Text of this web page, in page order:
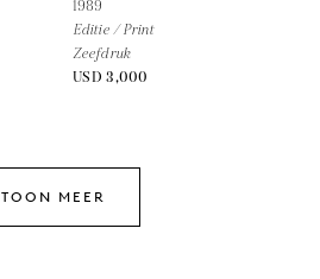
1989
Editie / Print
Zeefdruk
USD 3,000
TOON MEER